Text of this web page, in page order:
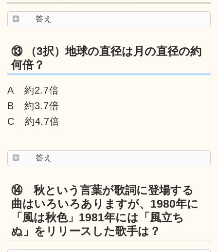
答え
⑬ （3択）地球の直径は月の直径の約
何倍？
A 約2.7倍
B 約3.7倍
C 約4.7倍
答え
⑭ 秋という言葉が歌詞に登場する
曲はいろいろありますが、1980年に
「風は秋色」1981年には「風立ち
ぬ」をリリースした歌手は？